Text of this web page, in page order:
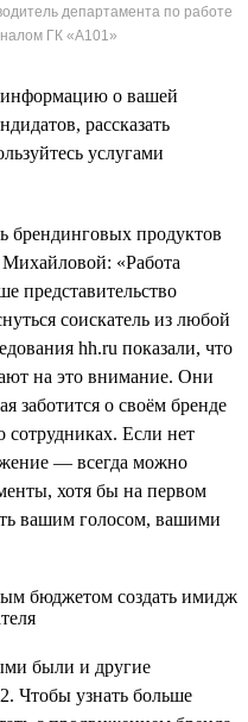
департамента по работе
ГК «А101»
информацию о вашей
рассказать
услугами
брендинговых продуктов
«Работа
представительство
соискатель из любой
hh.ru показали, что
на это внимание. Они
заботится о своём бренде
сотрудниках. Если нет
— всегда можно
хотя бы на первом
вашим голосом, вашими
были и другие
Чтобы узнать больше